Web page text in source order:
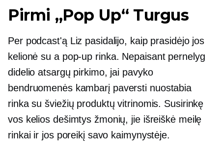
Pirmi „Pop Up“ Turgus
Per podcast'ą Liz pasidalijo, kaip prasidėjo jos
kelionė su a pop-up rinka. Nepaisant pernelyg
didelio atsargų pirkimo, jai pavyko
bendruomenės kambarį paversti nuostabia
rinka su šviežių produktų vitrinomis. Susirinkę
vos kelios dešimtys žmonių, jie išreiškė meilę
rinkai ir jos poreikį savo kaimynystėje.